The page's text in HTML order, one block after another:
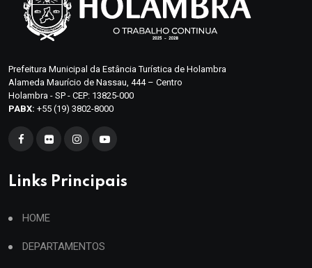
Prefeitura Municipal da Estância Turística de Holambra
Alameda Maurício de Nassau, 444 – Centro
Holambra - SP - CEP: 13825-000
PABX: +55 (19) 3802-8000
Links Principais
HOME
DEPARTAMENTOS